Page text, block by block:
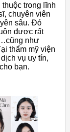
thuộc trong lĩnh
chuyên viên
sâu. Đó
được rất
như
thẩm mỹ viện
vụ uy tín,
bạn.